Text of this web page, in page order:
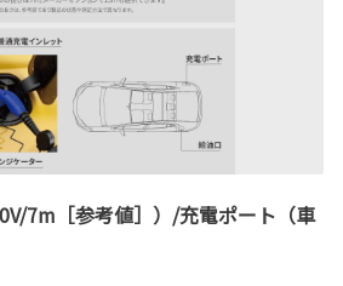
7m［参考値］）/充電ポート（車